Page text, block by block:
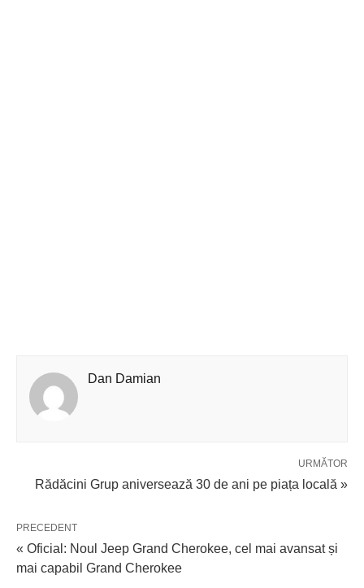
Dan Damian
URMĂTOR
Rădăcini Grup aniversează 30 de ani pe piața locală »
PRECEDENT
« Oficial: Noul Jeep Grand Cherokee, cel mai avansat și
mai capabil Grand Cherokee